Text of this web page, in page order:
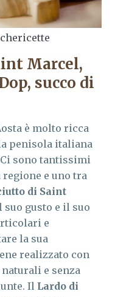
Marcel,
succo di
è molto ricca
penisola italiana
sono tantissimi
e uno tra
di Saint
suo gusto e il suo
e
la sua
realizzato con
e senza
Il Lardo di